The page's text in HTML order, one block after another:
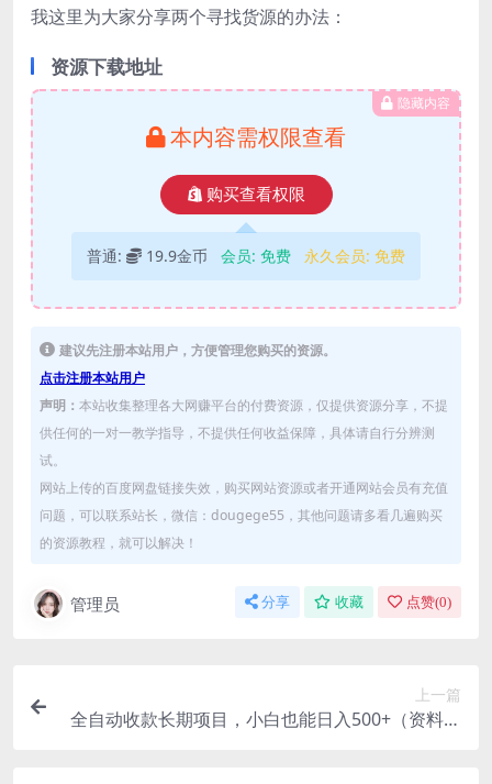
我这里为大家分享两个寻找货源的办法：
资源下载地址
隐藏内容
本内容需权限查看
购买查看权限
普通: 19.9金币 会员: 免费 永久会员: 免费
建议先注册本站用户，方便管理您购买的资源。
点击注册本站用户
声明： 本站收集整理各大网赚平台的付费资源，仅提供资源分享，不提
供任何的一对一教学指导，不提供任何收益保障，具体请自行分辨测
试。
网站上传的百度网盘链接失效，购买网站资源或者开通网站会员有充值
问题，可以联系站长，微信：dougege55，其他问题请多看几遍购买
的资源教程，就可以解决！
管理员 分享 收藏 点赞(0)
上一篇
全自动收款长期项目，小白也能日入500+（资料教